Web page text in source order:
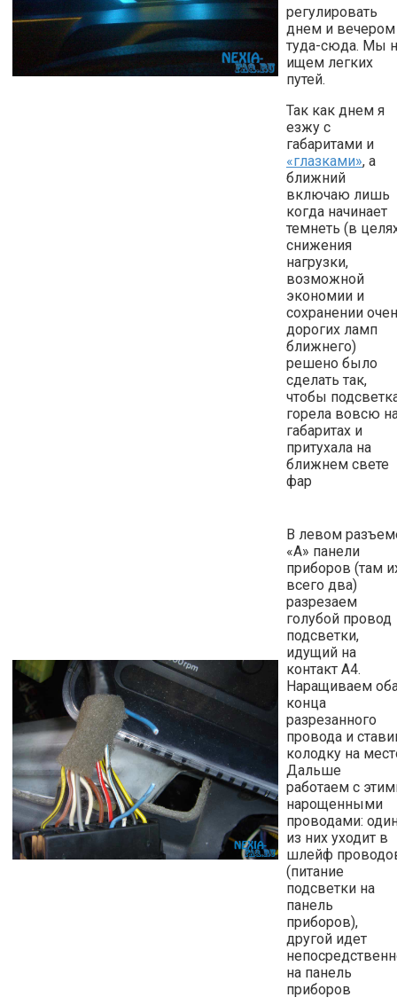
регулировать
днем и вечером
туда-сюда. Мы
ищем легких
путей.
Так как днем я
езжу с
габаритами и
«глазками», а
ближний
включаю лишь
когда начинает
темнеть (в
снижения
нагрузки,
возможной
экономии и
сохранении
дорогих ламп
ближнего)
решено было
сделать так,
чтобы
горела вовсю
габаритах и
притухала на
ближнем свете
фар
В левом
«А» панели
приборов (там
всего два)
разрезаем
голубой провод
подсветки,
идущий на
контакт А4.
Наращиваем
конца
разрезанного
провода и
колодку на
Дальше
работаем с
нарощенными
проводами:
из них уходит в
шлейф
(питание
подсветки на
панель
приборов),
другой идет
на панель
приборов